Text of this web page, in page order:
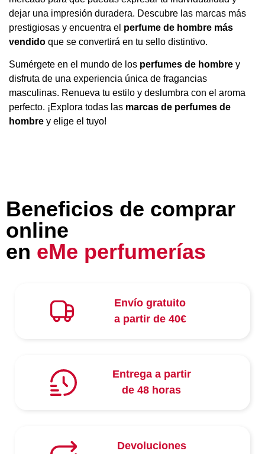
dejar una impresión duradera. Descubre las marcas más
prestigiosas y encuentra el perfume de hombre más
vendido que se convertirá en tu sello distintivo.
Sumérgete en el mundo de los perfumes de hombre y
disfruta de una experiencia única de fragancias
masculinas. Renueva tu estilo y deslumbra con el aroma
perfecto. ¡Explora todas las marcas de perfumes de
hombre y elige el tuyo!
Beneficios de comprar
online
en eMe perfumerías
Envío gratuito
a partir de 40€
Entrega a partir
de 48 horas
Devoluciones